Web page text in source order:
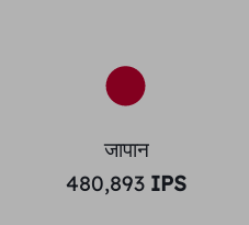
जापान
480,893 IPS